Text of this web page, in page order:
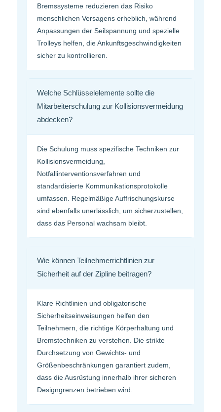
Bremssysteme reduzieren das Risiko
menschlichen Versagens erheblich, während
Anpassungen der Seilspannung und spezielle
Trolleys helfen, die Ankunftsgeschwindigkeiten
sicher zu kontrollieren.
Welche Schlüsselelemente sollte die
Mitarbeiterschulung zur Kollisionsvermeidung
abdecken?
Die Schulung muss spezifische Techniken zur
Kollisionsvermeidung,
Notfallinterventionsverfahren und
standardisierte Kommunikationsprotokolle
umfassen. Regelmäßige Auffrischungskurse
sind ebenfalls unerlässlich, um sicherzustellen,
dass das Personal wachsam bleibt.
Wie können Teilnehmerrichtlinien zur
Sicherheit auf der Zipline beitragen?
Klare Richtlinien und obligatorische
Sicherheitseinweisungen helfen den
Teilnehmern, die richtige Körperhaltung und
Bremstechniken zu verstehen. Die strikte
Durchsetzung von Gewichts- und
Größenbeschränkungen garantiert zudem,
dass die Ausrüstung innerhalb ihrer sicheren
Designgrenzen betrieben wird.